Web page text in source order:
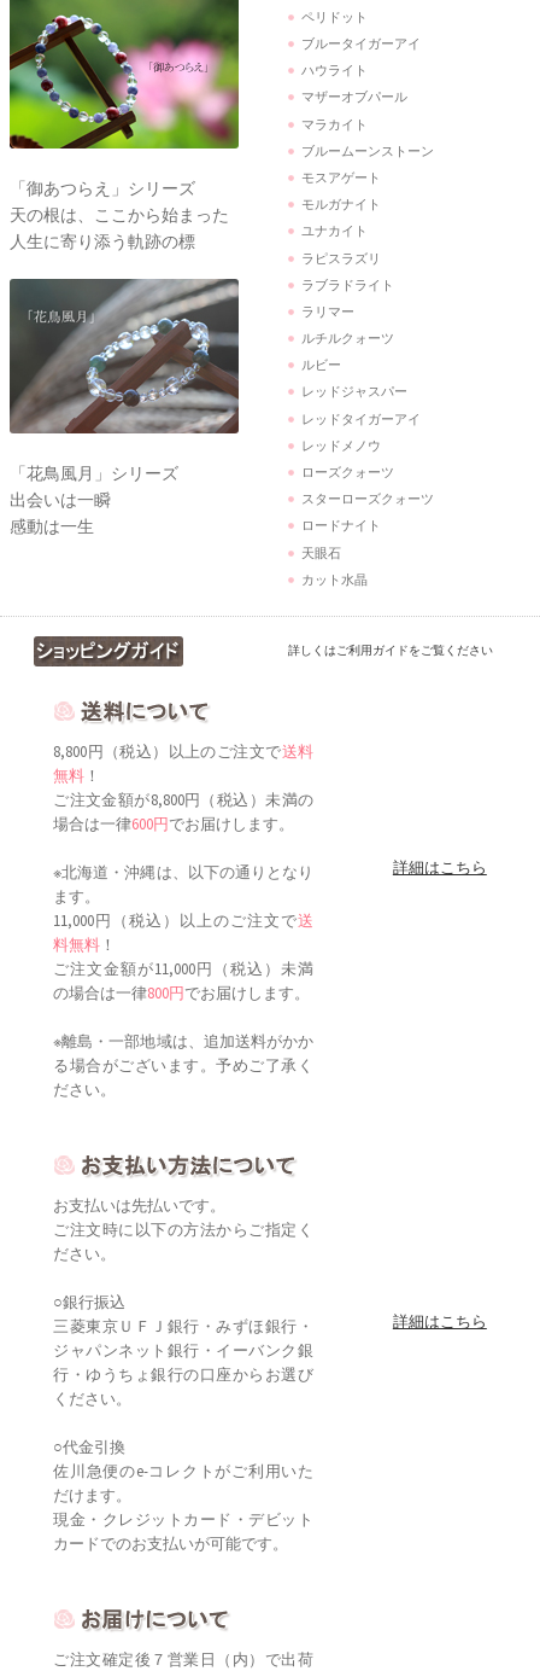
「御あつらえ」シリーズ
天の根は、ここから始まった
人生に寄り添う軌跡の標
「花鳥風月」シリーズ
出会いは一瞬
感動は一生
ペリドット
ブルータイガーアイ
ハウライト
マザーオブパール
マラカイト
ブルームーンストーン
モスアゲート
モルガナイト
ユナカイト
ラピスラズリ
ラブラドライト
ラリマー
ルチルクォーツ
ルビー
レッドジャスパー
レッドタイガーアイ
レッドメノウ
ローズクォーツ
スターローズクォーツ
ロードナイト
天眼石
カット水晶
詳しくはご利用ガイドをご覧ください
8,800円（税込）以上のご注文で送料
無料 ！
ご注文金額が8,800円（税込）未満の
場合は一律600円でお届けします。
※北海道・沖縄は、以下の通りとなり
ます。
11,000円（税込）以上のご注文で送
料無料 ！
ご注文金額が11,000円（税込）未満
の場合は一律800円でお届けします。
※離島・一部地域は、追加送料がかか
る場合がございます。予めご了承く
ださい。
詳細はこちら
お支払いは先払いです。
ご注文時に以下の方法からご指定く
ださい。
○銀行振込
三菱東京ＵＦＪ銀行・みずほ銀行・
ジャパンネット銀行・イーバンク銀
行・ゆうちょ銀行の口座からお選び
ください。
○代金引換
佐川急便のe-コレクトがご利用いた
だけます。
現金・クレジットカード・デビット
カードでのお支払いが可能です。
詳細はこちら
ご注文確定後７営業日（内）で出荷